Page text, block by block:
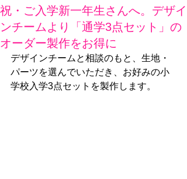
祝・ご入学新一年生さんへ。デザイ
ンチームより「通学3点セット」の
オーダー製作をお得に
デザインチームと相談のもと、生地・
パーツを選んでいただき、お好みの小
学校入学3点セットを製作します。